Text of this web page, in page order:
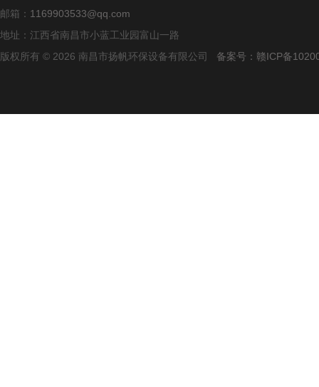
邮箱： 1169903533@qq.com
地址：江西省南昌市小蓝工业园富山一路
版权所有 © 2026 南昌市扬帆环保设备有限公司 备案号：赣ICP备